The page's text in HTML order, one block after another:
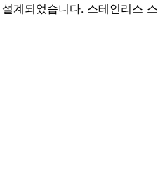
계되었습니다. 스테인리스